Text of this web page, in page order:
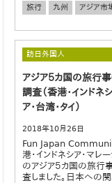
旅行
九州 アジア市
訪日外国人
アジア５カ国の旅行
調査（香港・インドネ
ア・台湾・タイ）
2018年10月26日
Fun Japan
港・インドネシア・マレ
のアジア５カ国の旅行
査しました。日本への